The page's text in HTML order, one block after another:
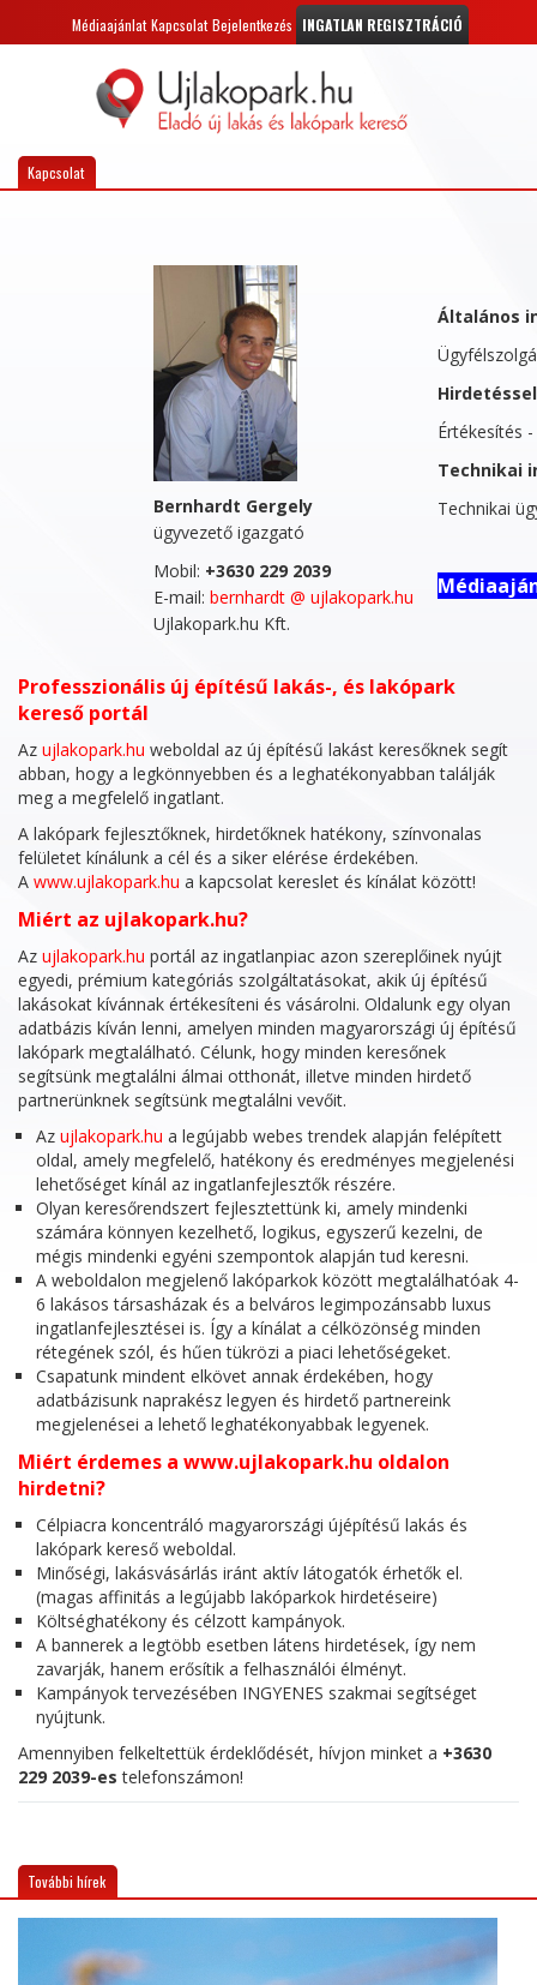
Médiaajánlat Kapcsolat Bejelentkezés INGATLAN REGISZTRÁCIÓ
Kapcsolat
Bernhardt Gergely
ügyvezető igazgató
Mobil: +3630 229 2039
E-mail: bernhardt @ ujlakopark.hu
Ujlakopark.hu Kft.
Általános
Értékesítés -
Technikai
Technikai
Professzionális új építésű lakás-, és lakópark
kereső portál
Az ujlakopark.hu weboldal az új építésű lakást keresőknek segít
abban, hogy a legkönnyebben és a leghatékonyabban találják
meg a megfelelő ingatlant.
A lakópark fejlesztőknek, hirdetőknek hatékony, színvonalas
felületet kínálunk a cél és a siker elérése érdekében.
A www.ujlakopark.hu a kapcsolat kereslet és kínálat között!
Miért az ujlakopark.hu?
Az ujlakopark.hu portál az ingatlanpiac azon szereplőinek nyújt
egyedi, prémium kategóriás szolgáltatásokat, akik új építésű
lakásokat kívánnak értékesíteni és vásárolni. Oldalunk egy olyan
adatbázis kíván lenni, amelyen minden magyarországi új építésű
lakópark megtalálható. Célunk, hogy minden keresőnek
segítsünk megtalálni álmai otthonát, illetve minden hirdető
partnerünknek segítsünk megtalálni vevőit.
Az ujlakopark.hu a legújabb webes trendek alapján felépített
oldal, amely megfelelő, hatékony és eredményes megjelenési
lehetőséget kínál az ingatlanfejlesztők részére.
Olyan keresőrendszert fejlesztettünk ki, amely mindenki
számára könnyen kezelhető, logikus, egyszerű kezelni, de
mégis mindenki egyéni szempontok alapján tud keresni.
A weboldalon megjelenő lakóparkok között megtalálhatóak 4-
6 lakásos társasházak és a belváros legimpozánsabb luxus
ingatlanfejlesztései is. Így a kínálat a célközönség minden
rétegének szól, és hűen tükrözi a piaci lehetőségeket.
Csapatunk mindent elkövet annak érdekében, hogy
adatbázisunk naprakész legyen és hirdető partnereink
megjelenései a lehető leghatékonyabbak legyenek.
Miért érdemes a www.ujlakopark.hu oldalon
hirdetni?
Célpiacra koncentráló magyarországi újépítésű lakás és
lakópark kereső weboldal.
Minőségi, lakásvásárlás iránt aktív látogatók érhetők el.
(magas affinitás a legújabb lakóparkok hirdetéseire)
Költséghatékony és célzott kampányok.
A bannerek a legtöbb esetben látens hirdetések, így nem
zavarják, hanem erősítik a felhasználói élményt.
Kampányok tervezésében INGYENES szakmai segítséget
nyújtunk.
Amennyiben felkeltettük érdeklődését, hívjon minket a +3630
229 2039-es telefonszámon!
További hírek